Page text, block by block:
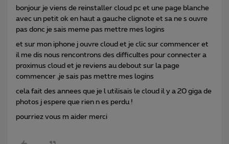
bonjour je viens de reinstaller cloud pc et une page blanche
avec un petit ok en haut a gauche clignote et sa ne s ouvre
pas donc je sais meme pas mettre mes logins
et sur mon iphone j ouvre cloud et je clic sur commencer et
il me dis nous rencontrons des difficultes pour connecter a
proximus cloud et je reviens au debout sur la page
commencer ,je sais pas mettre mes logins
cela fait des annees que je l utilisais le cloud il y a 20 giga de
photos j espere que rien n es perdu !
pourriez vous m aider merci